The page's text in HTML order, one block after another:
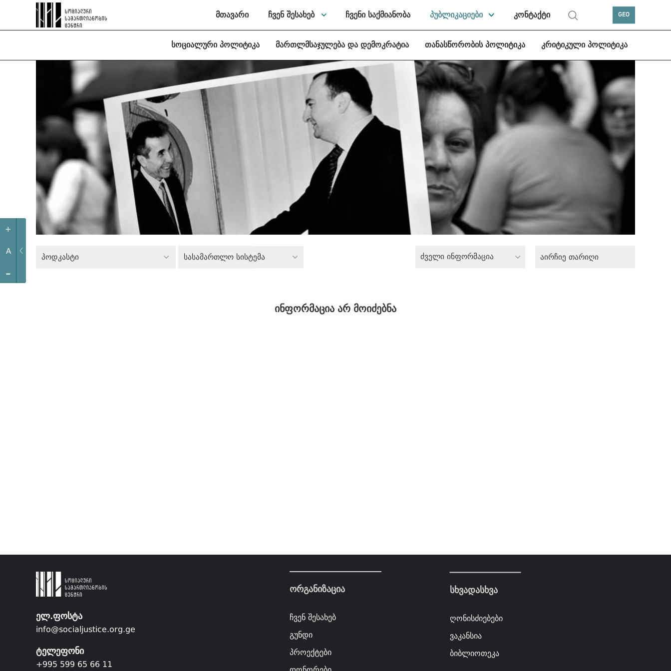
+
A
-
მთავარი ჩვენ შესახებ ჩვენი საქმიანობა პუბლიკაციები კონტაქტი GEO
სოციალური პოლიტიკა მართლმსაჯულება და დემოკრატია თანასწორობის პოლიტიკა კრიტიკული პოლიტიკა
პოდკასტი სასამართლო სისტემა ძველი ინფორმაცია
ინფორმაცია არ მოიძებნა
ელ.ფოსტა
info@socialjustice.org.ge
ტელეფონი
+995 599 65 66 11
ორგანიზაცია
ჩვენ შესახებ
გუნდი
პროექტები
სხვადასხვა
ღონისძიებები
ვაკანსია
ბიბლიოთეკა